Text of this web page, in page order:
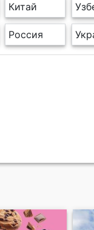
Китай
Россия